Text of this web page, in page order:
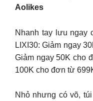
Aolikes
Nhanh tay lưu ngay
LIXI30: Giảm ngay
Giảm ngay 50K cho
100K cho đơn từ
Nhỏ nhưng có võ,